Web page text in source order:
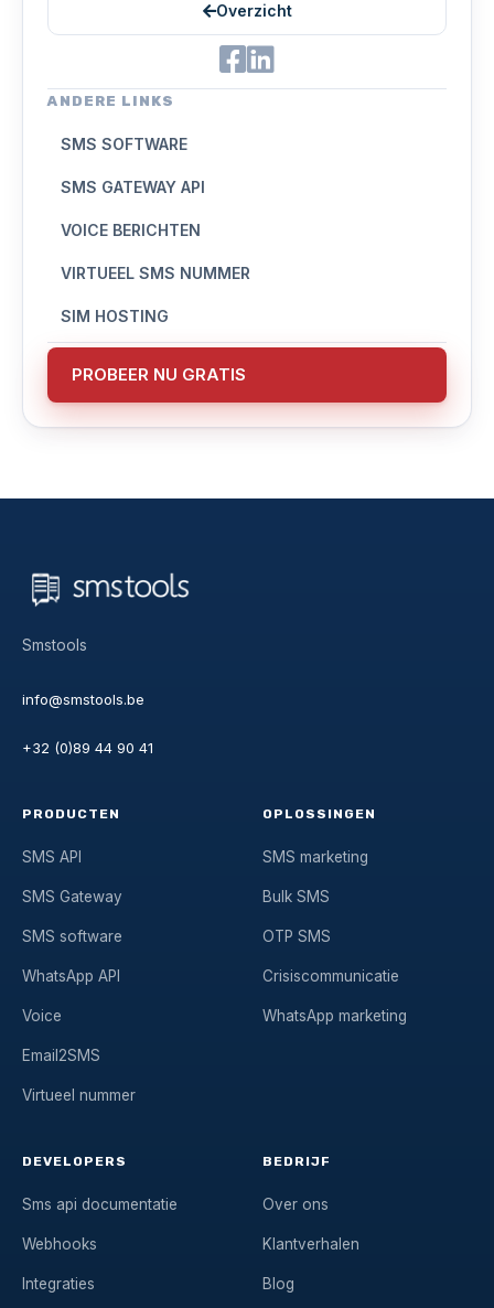
Overzicht
ANDERE LINKS
SMS SOFTWARE
SMS GATEWAY API
VOICE BERICHTEN
VIRTUEEL SMS NUMMER
SIM HOSTING
PROBEER NU GRATIS
Smstools
info@smstools.be
+32 (0)89 44 90 41
PRODUCTEN
SMS API
SMS Gateway
SMS software
WhatsApp API
Voice
Email2SMS
Virtueel nummer
OPLOSSINGEN
SMS marketing
Bulk SMS
OTP SMS
Crisiscommunicatie
WhatsApp marketing
DEVELOPERS
Sms api documentatie
Webhooks
Integraties
BEDRIJF
Over ons
Klantverhalen
Blog